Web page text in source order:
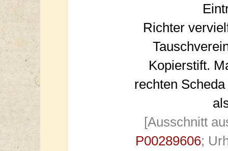
Richter
Kopierstift.
rechten
[Ausschnitt
P00289606;